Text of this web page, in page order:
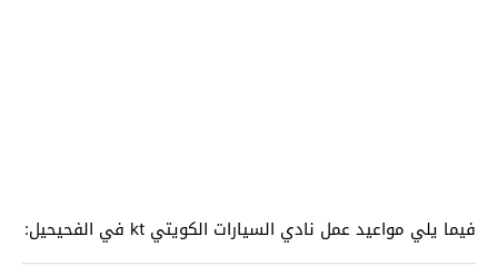
فيما يلي مواعيد عمل نادي السيارات الكويتي kt في الفحيحيل: